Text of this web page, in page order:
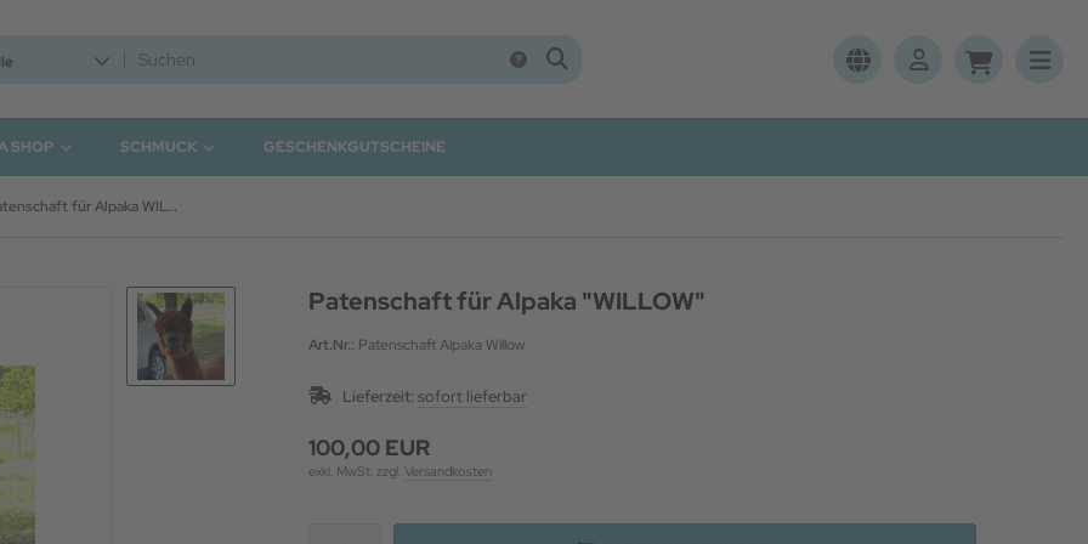
SHOP SCHMUCK GESCHENKGUTSCHEINE
Patenschaft für Alpaka WILLOW
Patenschaft für Alpaka "WILLOW"
Art.Nr.: Patenschaft Alpaka Willow
Lieferzeit: sofort lieferbar
100,00 EUR
exkl. MwSt. zzgl. Versandkosten